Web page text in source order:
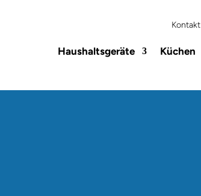
Kontakt
Haushaltsgeräte Küchen